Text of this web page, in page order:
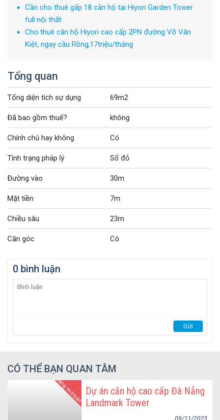
Cần cho thuê gấp 18 căn hộ tại Hiyori Garden Tower
full nội thất
Cho thuê căn hộ Hiyori cao cấp 2PN đường Võ Văn
Kiệt, ngay cầu Rồng,17triệu/tháng
Tổng quan
Tổng diện tích sự dụng 69m2
Đã bao gồm thuế? không
Chính chủ hay không Có
Tình trạng pháp lý Sổ đỏ
Đường vào 30m
Mặt tiền 7m
Chiều sâu 23m
Căn góc Có
0 bình luận
CÓ THỂ BẠN QUAN TÂM
Đang mở bán Dự án căn hộ cao cấp Đà Nẵng
Landmark Tower
09/11/2023